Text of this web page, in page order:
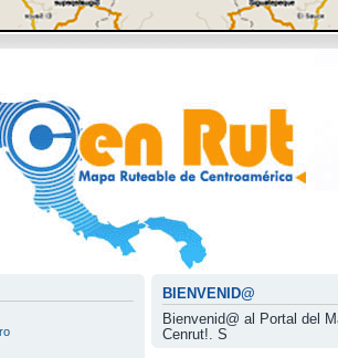
BIENVENID@
Bienvenid@ al Portal del
Cenrut!. S